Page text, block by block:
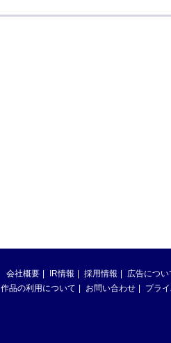
会社概要 IR情報 採用情報 広告につい
作品の利用について
お問い合わせ プラ